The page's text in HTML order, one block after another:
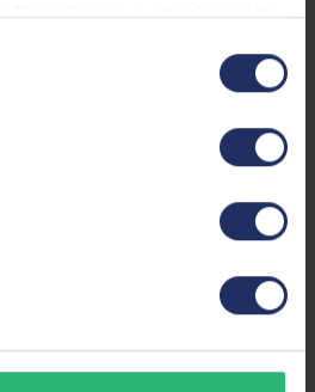
Einstellungen, womöglich nicht
Sie in
, Neigbar,
, Schwenkbar
212,7 x 500,5 x 322,55 mm